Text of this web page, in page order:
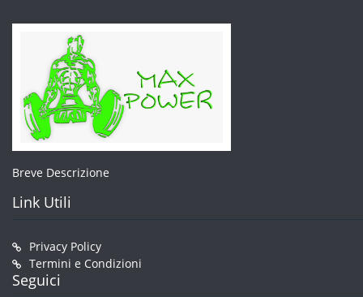
Breve Descrizione
Link Utili
Privacy Policy
Termini e Condizioni
Seguici